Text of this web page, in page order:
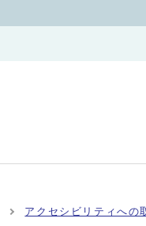
アクセシビリティへの